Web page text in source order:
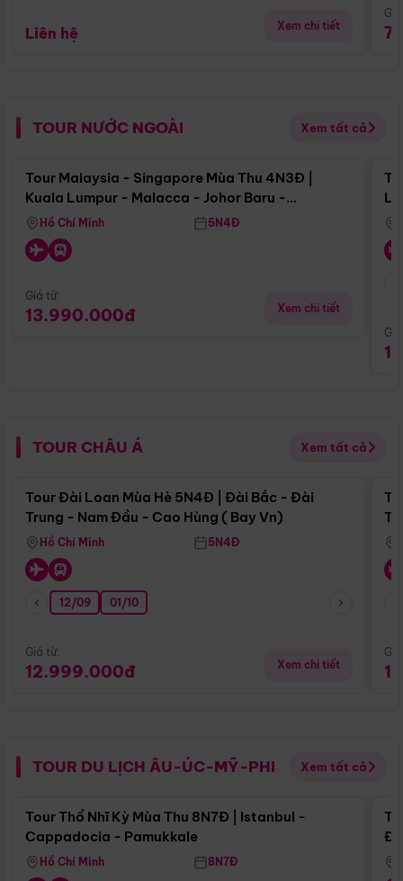
Liên hệ Xem chi tiết
TOUR NƯỚC NGOÀI Xem tất cả
Điểm nổi bật
Tour Malaysia - Singapore Mùa Thu 4N3Đ |
Kuala Lumpur - Malacca - Johor Baru -
Singapore
Hồ Chí Minh 5N4Đ
Giá từ:
13.990.000đ Xem chi tiết
TOUR CHÂU Á Xem tất cả
Điểm nổi bật
Tour Đài Loan Mùa Hè 5N4Đ | Đài Bắc - Đài
Trung - Nam Đầu - Cao Hùng ( Bay Vn)
Hồ Chí Minh 5N4Đ
12/09 01/10
Giá từ:
12.999.000đ Xem chi tiết
TOUR DU LỊCH ÂU-ÚC-MỸ-PHI Xem tất cả
Điểm nổi bật
Tour Thổ Nhĩ Kỳ Mùa Thu 8N7Đ | Istanbul -
Cappadocia - Pamukkale
Hồ Chí Minh 8N7Đ